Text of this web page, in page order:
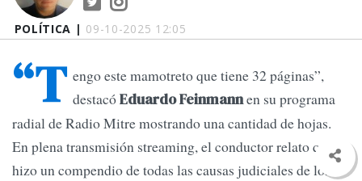
POLÍTICA | 09-10-2025 12:05
“T engo este mamotreto que tiene 32 páginas”,
destacóEduardo Feinmannen su programa
radial de Radio Mitre mostrando una cantidad de hojas.
En plena transmisión streaming, el conductor relato que
hizo un compendio de todas las causas judiciales de los